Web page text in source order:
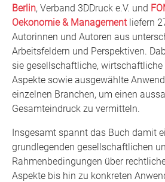
Berlin, Verband 3DDruck e.V. und
Oekonomie & Managementliefern
Autorinnen und Autoren aus
Arbeitsfeldern und Perspektiven.
sie gesellschaftliche,
Aspekte sowie ausgewählte
einzelnen Branchen, um einen
Gesamteindruck zu vermitteln.
Insgesamt spannt das Buch damit
grundlegenden gesellschaftlichen
Rahmenbedingungen über
Aspekte bis hin zu konkreten